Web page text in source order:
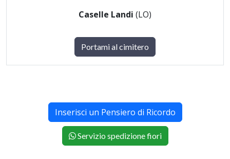
Caselle Landi (LO)
Portami al cimitero
Inserisci un Pensiero di Ricordo
Servizio spedizione fiori